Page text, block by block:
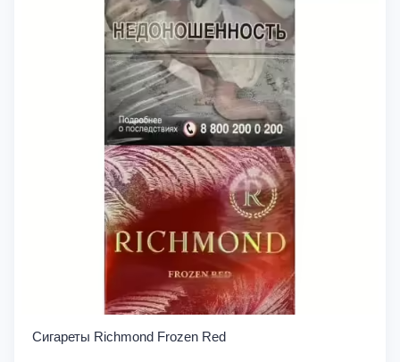
Сигареты Richmond Frozen Red